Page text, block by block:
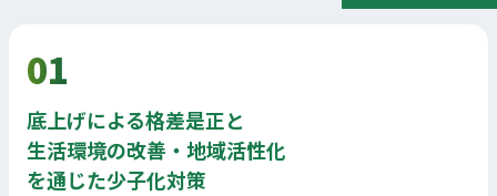
01
底上げによる格差是正と
生活環境の改善・地域活性化
を通じた少子化対策